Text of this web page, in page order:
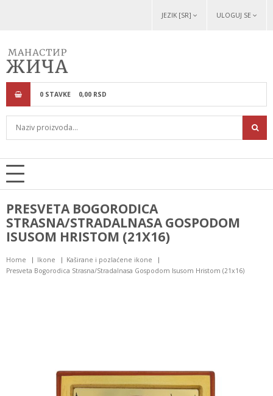
JEZIK [SR] ULOGUJ SE
0 STAVKE 0,00 RSD
PRESVETA BOGORODICA
STRASNA/STRADALNASA GOSPODOM
ISUSOM HRISTOM (21Х16)
Home Ikone
Kaširane i pozlaćene ikone
Presveta Bogorodica Strasna/Stradalnasa Gospodom Isusom Hristom (21х16)